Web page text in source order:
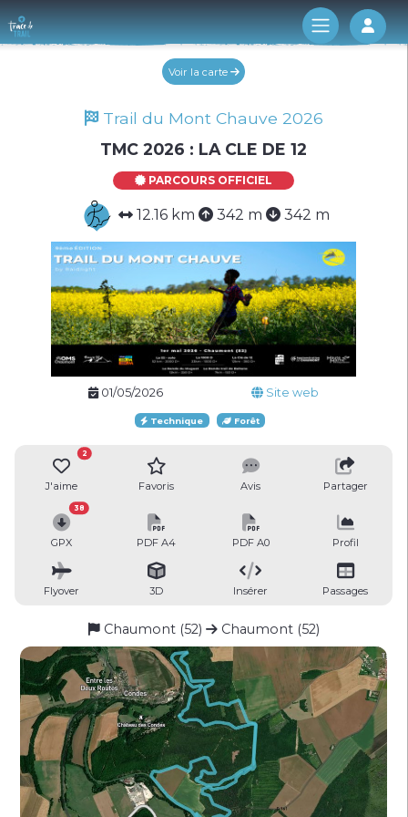
Log
Voir la carte
Trail du Mont Chauve 2026
TMC 2026 : LA CLE DE 12
PARCOURS OFFICIEL
12.16 km 342 m 342 m
01/05/2026 Site web
Technique Forêt
J'aime
2
Favoris Avis Partager
GPX
38
PDF A4 PDF A0 Profil
Flyover 3D Insérer Passages
Chaumont (52) Chaumont (52)